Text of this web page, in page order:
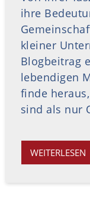
ihre
kleiner
Blogbeitrag
lebendigen
finde
sind als nur
WEITERLESEN